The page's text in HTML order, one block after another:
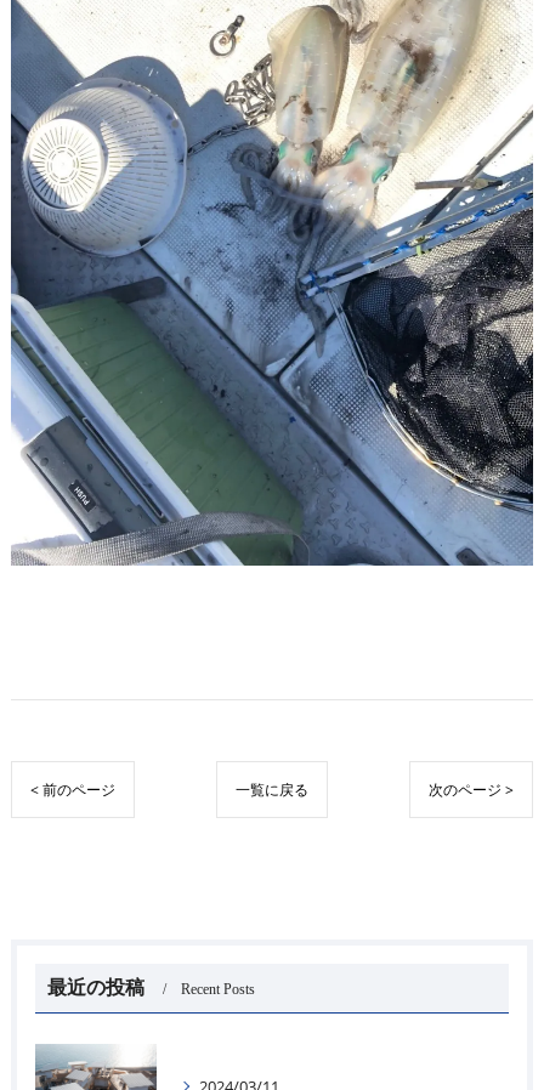
< 前のページ 一覧に戻る 次のページ >
最近の投稿 Recent Posts